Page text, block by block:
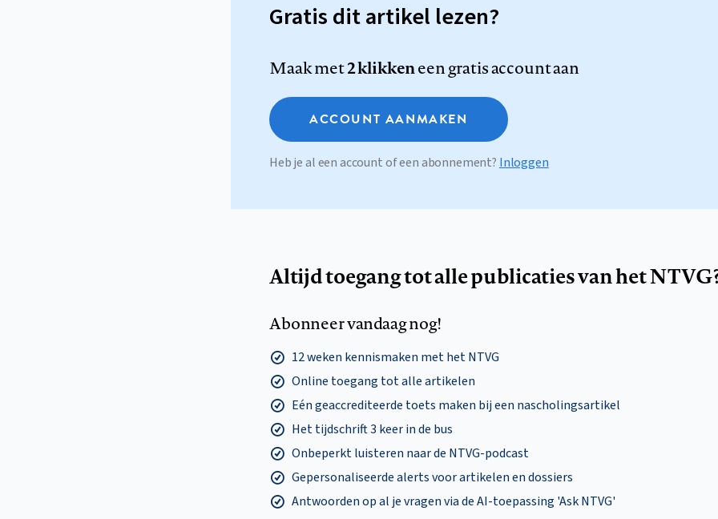
Gratis dit artikel lezen?
Maak met2 klikkeneen gratis account aan
ACCOUNT AANMAKEN
Heb je al een account of een abonnement? Inloggen
Altijd toegang tot alle publicaties van het
Abonneer vandaag nog!
12 weken kennismaken met het NTVG
Online toegang tot alle artikelen
Eén geaccrediteerde toets maken bij een nascholingsartikel
Het tijdschrift 3 keer in de bus
Onbeperkt luisteren naar de NTVG-podcast
Gepersonaliseerde alerts voor artikelen en dossiers
Antwoorden op al je vragen via de AI-toepassing 'Ask NTVG'